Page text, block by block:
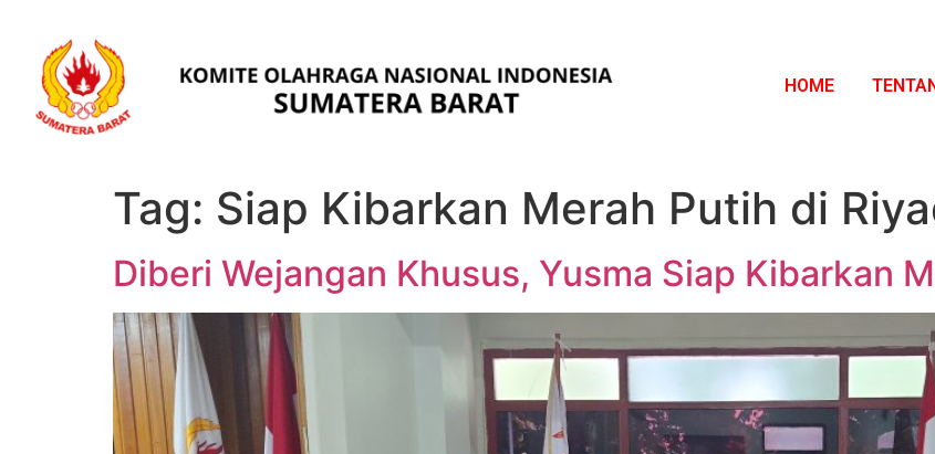
HOME
Tag: Siap Kibarkan Merah Putih di
Diberi Wejangan Khusus, Yusma Siap Kibarkan